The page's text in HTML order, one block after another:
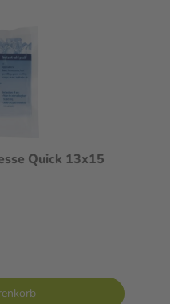
Quick 13x15